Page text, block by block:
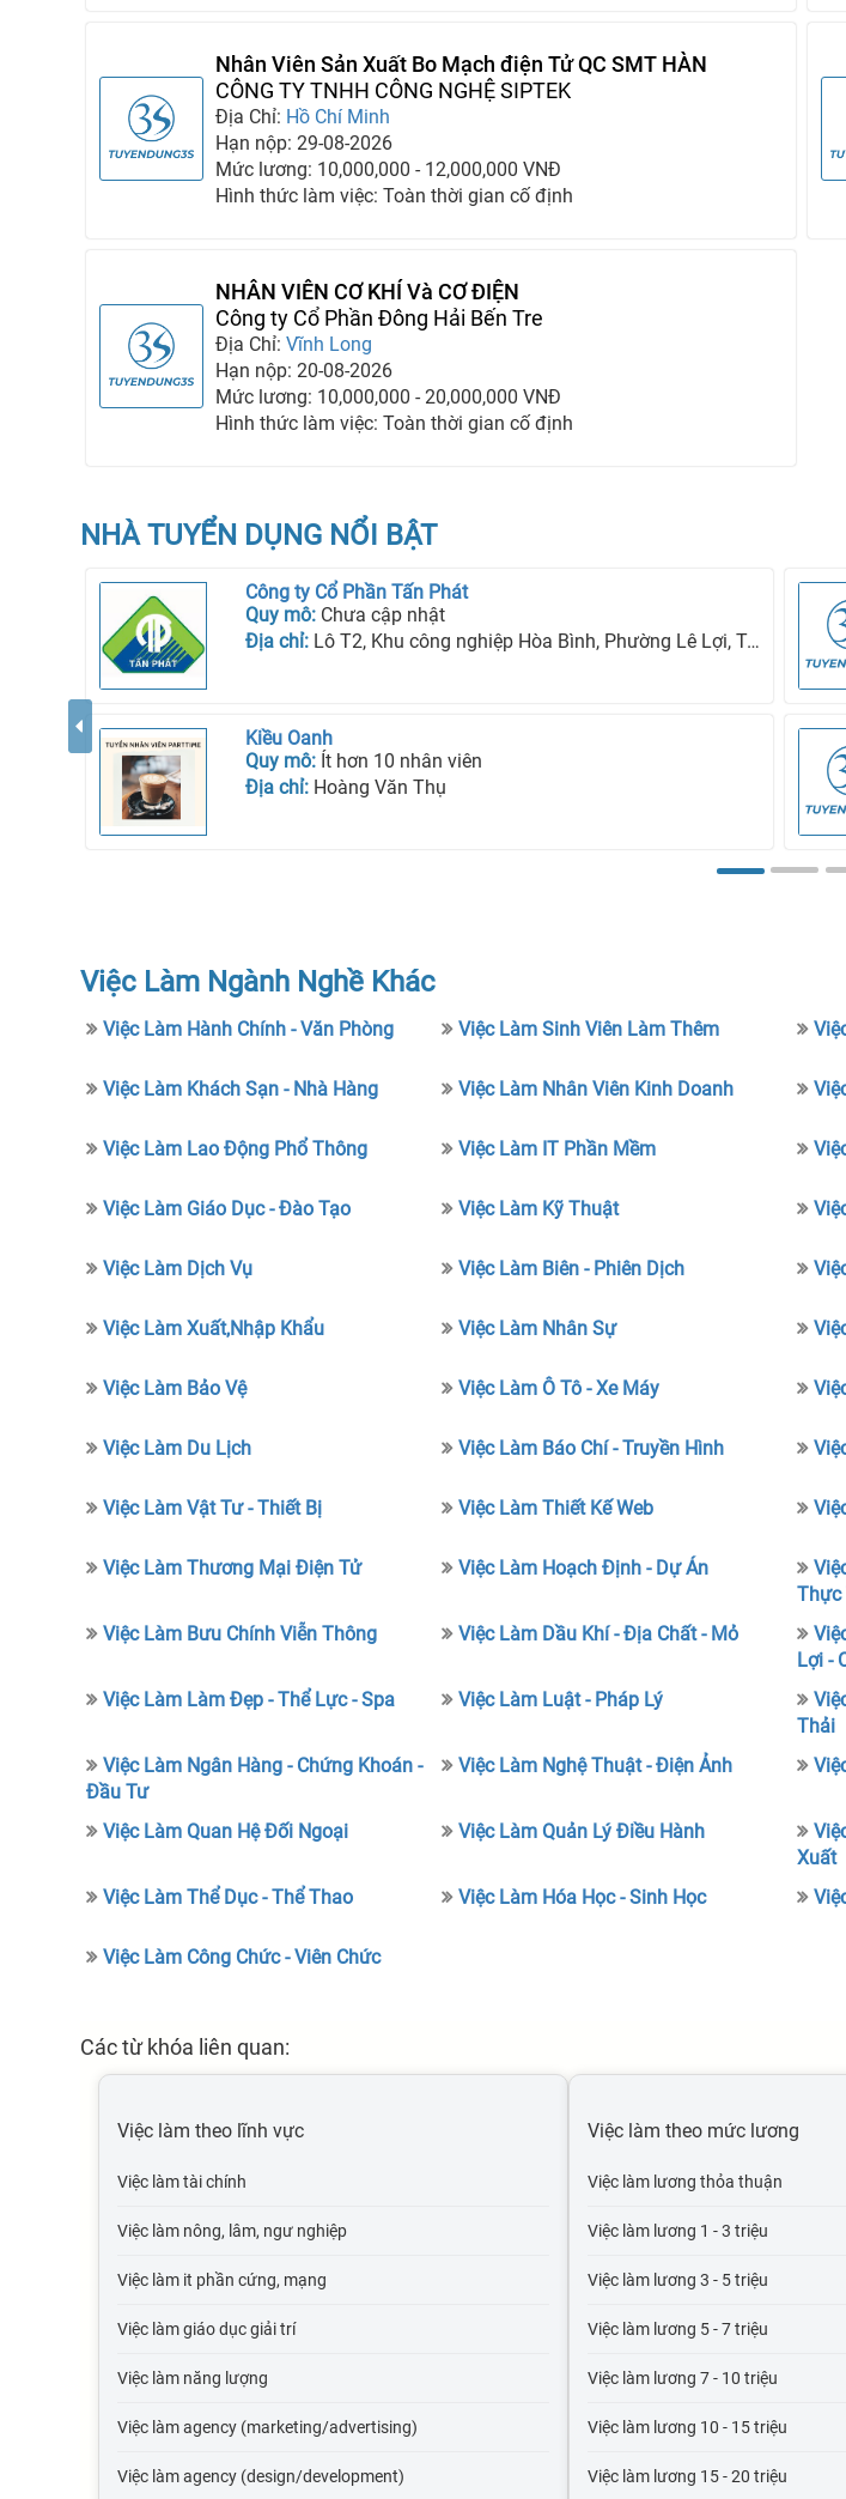
Nhân Viên Sản Xuất Bo Mạch điện Tử QC SMT HÀN
CÔNG TY TNHH CÔNG NGHỆ SIPTEK
Địa Chỉ: Hồ Chí Minh
Hạn nộp: 29-08-2026
Mức lương: 10,000,000 - 12,000,000 VNĐ
Hình thức làm việc: Toàn thời gian cố định
NHÂN VIÊN CƠ KHÍ Và CƠ ĐIỆN
Công ty Cổ Phần Đông Hải Bến Tre
Địa Chỉ:Vĩnh Long
Hạn nộp: 20-08-2026
Mức lương: 10,000,000 - 20,000,000 VNĐ
Hình thức làm việc: Toàn thời gian cố định
NHÀ TUYỂN DỤNG NỔI BẬT
Công ty Cổ Phần Tấn Phát
Quy mô: Chưa cập nhật
Địa chỉ: Lô T2, Khu công nghiệp Hòa Bình, Phường Lê Lợi, Tp Kon Tum, Tỉnh Kon Tum
Kiều Oanh
Quy mô: Ít hơn 10 nhân viên
Địa chỉ: Hoàng Văn Thụ
Việc Làm Ngành Nghề Khác
Việc Làm Hành Chính - Văn Phòng Việc Làm Sinh Viên Làm Thêm
Việc Làm Khách Sạn - Nhà Hàng Việc Làm Nhân Viên Kinh Doanh
Việc Làm Lao Động Phổ Thông Việc Làm IT Phần Mềm
Việc Làm Giáo Dục - Đào Tạo Việc Làm Kỹ Thuật
Việc Làm Dịch Vụ Việc Làm Biên - Phiên Dịch
Việc Làm Xuất,nhập Khẩu Việc Làm Nhân Sự
Việc Làm Bảo Vệ Việc Làm Ô Tô - Xe Máy
Việc Làm Du Lịch Việc Làm Báo Chí - Truyền Hình
Việc Làm Vật Tư - Thiết Bị Việc Làm Thiết Kế Web
Việc Làm Thương Mại Điện Tử Việc Làm Hoạch Định - Dự Án
Thực
Việc Làm Bưu Chính Viễn Thông Việc Làm Dầu Khí - Địa Chất - Mỏ
Lợi -
Việc Làm Làm Đẹp - Thể Lực - Spa
Việc Làm Luật - Pháp Lý
Thải
Việc Làm Ngân Hàng - Chứng Khoán -
Đầu Tư
Việc Làm Nghệ Thuật - Điện Ảnh
Việc Làm Quan Hệ Đối Ngoại Việc Làm Quản Lý Điều Hành
Xuất
Việc Làm Thể Dục - Thể Thao
Việc Làm Hóa Học - Sinh Học
Việc Làm Công Chức - Viên Chức
Các từ khóa liên quan:
Việc làm theo lĩnh vực
Việc làm tài chính
Việc làm nông, lâm, ngư nghiệp
Việc làm it phần cứng, mạng
Việc làm giáo dục giải trí
Việc làm năng lượng
Việc làm agency (marketing/advertising)
Việc làm agency (design/development)
Việc làm theo mức lương
Việc làm lương thỏa thuận
Việc làm lương 1 - 3 triệu
Việc làm lương 3 - 5 triệu
Việc làm lương 5 - 7 triệu
Việc làm lương 7 - 10 triệu
Việc làm lương 10 - 15 triệu
Việc làm lương 15 - 20 triệu